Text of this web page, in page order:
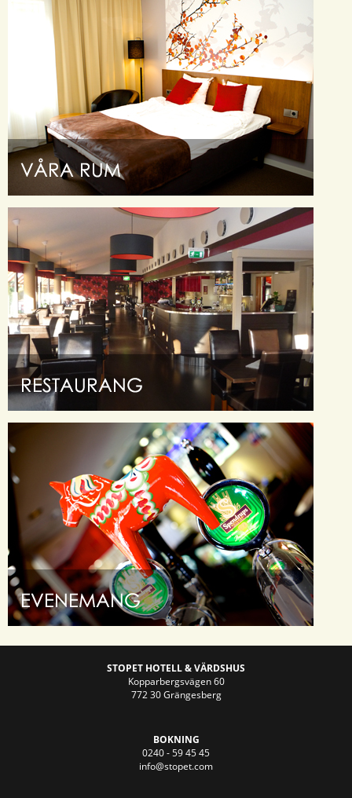
STOPET HOTELL & VÄRDSHUS
Kopparbergsvägen 60
772 30 Grängesberg
BOKNING
0240 - 59 45 45
info@stopet.com